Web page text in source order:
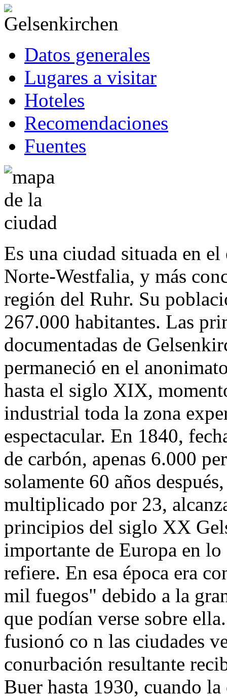
Datos generales
Lugares a visitar
Hoteles
Recomendaciones
Fuentes
Es una ciudad situada en
Norte-Westfalia, y más
región del Ruhr. Su
267.000 habitantes. Las
documentadas de
permaneció en el
hasta el siglo XIX,
industrial toda la zona
espectacular. En 1840,
de carbón, apenas 6.000
solamente 60 años
multiplicado por 23,
principios del siglo XX
importante de Europa en
refiere. En esa época era
mil fuegos" debido a la
que podían verse sobre
fusionó co n las ciudades
conurbación resultante
Buer hasta 1930, cuando